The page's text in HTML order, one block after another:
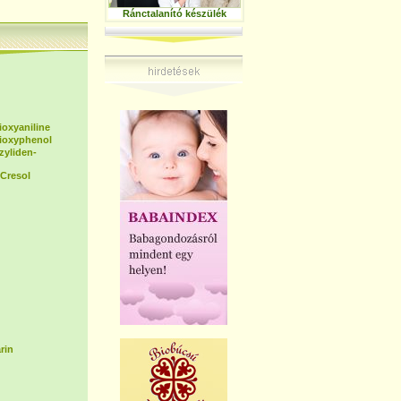
Ránctalanító készülék